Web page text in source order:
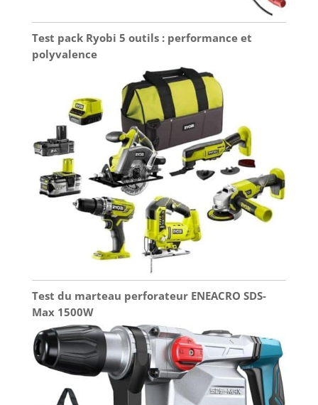
Test pack Ryobi 5 outils : performance et
polyvalence
Test du marteau perforateur ENEACRO SDS-
Max 1500W